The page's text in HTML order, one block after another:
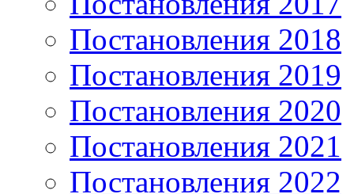
Постановления 2018
Постановления 2019
Постановления 2020
Постановления 2021
Постановления 2022